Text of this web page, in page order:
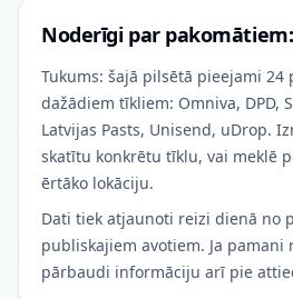
Noderīgi par
Tukums: šajā pilsētā pieejami 24
dažādiem tīkliem: Omniva, DPD,
Latvijas Pasts, Unisend, uDrop.
skatītu konkrētu tīklu, vai meklē
ērtāko lokāciju.
Dati tiek atjaunoti reizi dienā no
publiskajiem avotiem. Ja pamani
pārbaudi informāciju arī pie